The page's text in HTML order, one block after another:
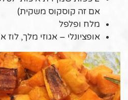
אם זה קוסקוס משקית)
מלח ופלפל
אופציונלי – אגוזי מלך, לוז